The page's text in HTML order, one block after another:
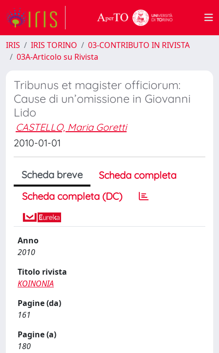
IRIS IRIS TORINO
03-CONTRIBUTO IN RIVISTA
03A-Articolo su Rivista
Tribunus et magister officiorum:
Cause di un’omissione in Giovanni
Lido
CASTELLO, Maria Goretti
2010-01-01
Scheda breve
Scheda completa
Scheda completa (DC)
Anno
2010
Titolo rivista
KOINONIA
Pagine (da)
161
Pagine (a)
180